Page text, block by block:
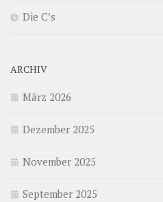
Die C’s
ARCHIV
März 2026
Dezember 2025
November 2025
September 2025